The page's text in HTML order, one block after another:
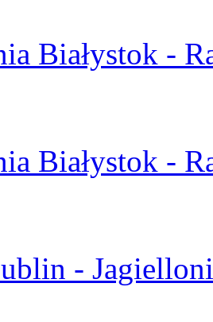
Białystok -
Białystok -
-